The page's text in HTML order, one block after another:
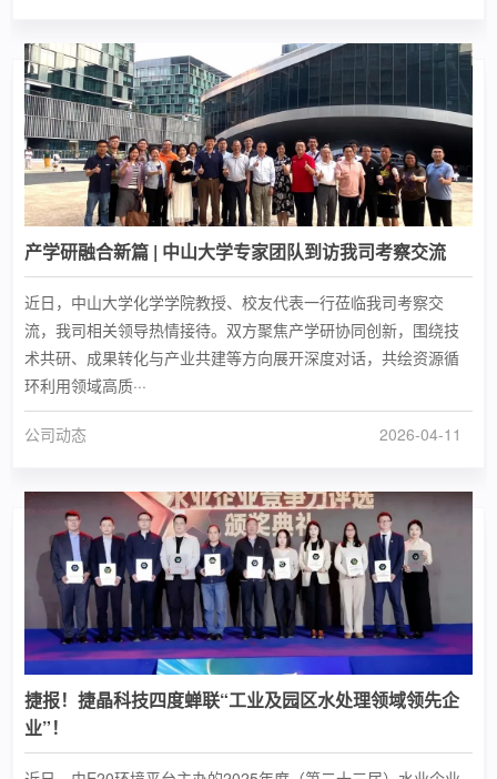
产学研融合新篇 | 中山大学专家团队到访我司考察交流
近日，中山大学化学学院教授、校友代表一行莅临我司考察交
流，我司相关领导热情接待。双方聚焦产学研协同创新，围绕技
术共研、成果转化与产业共建等方向展开深度对话，共绘资源循
环利用领域高质···
公司动态 2026-04-11
捷报！捷晶科技四度蝉联“工业及园区水处理领域领先企
业”！